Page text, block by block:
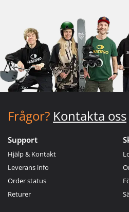
Frågor? Kontakta oss
Support
Hjälp & Kontakt
Leverans info
Order status
Returer